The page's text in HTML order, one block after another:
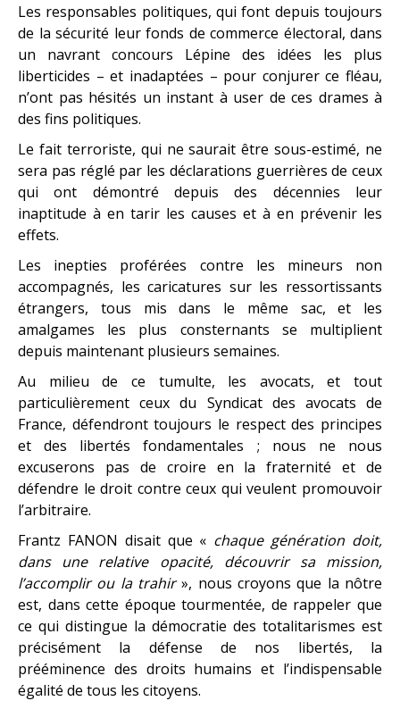
Les responsables politiques, qui font depuis toujours
de la sécurité leur fonds de commerce électoral, dans
un navrant concours Lépine des idées les plus
liberticides – et inadaptées – pour conjurer ce fléau,
n’ont pas hésités un instant à user de ces drames à
des fins politiques.
Le fait terroriste, qui ne saurait être sous-estimé, ne
sera pas réglé par les déclarations guerrières de ceux
qui ont démontré depuis des décennies leur
inaptitude à en tarir les causes et à en prévenir les
effets.
Les inepties proférées contre les mineurs non
accompagnés, les caricatures sur les ressortissants
étrangers, tous mis dans le même sac, et les
amalgames les plus consternants se multiplient
depuis maintenant plusieurs semaines.
Au milieu de ce tumulte, les avocats, et tout
particulièrement ceux du Syndicat des avocats de
France, défendront toujours le respect des principes
et des libertés fondamentales ; nous ne nous
excuserons pas de croire en la fraternité et de
défendre le droit contre ceux qui veulent promouvoir
l’arbitraire.
Frantz FANON disait que « chaque génération doit,
dans une relative opacité, découvrir sa mission,
l’accomplir ou la trahir», nous croyons que la nôtre
est, dans cette époque tourmentée, de rappeler que
ce qui distingue la démocratie des totalitarismes est
précisément la défense de nos libertés, la
prééminence des droits humains et l’indispensable
égalité de tous les citoyens.